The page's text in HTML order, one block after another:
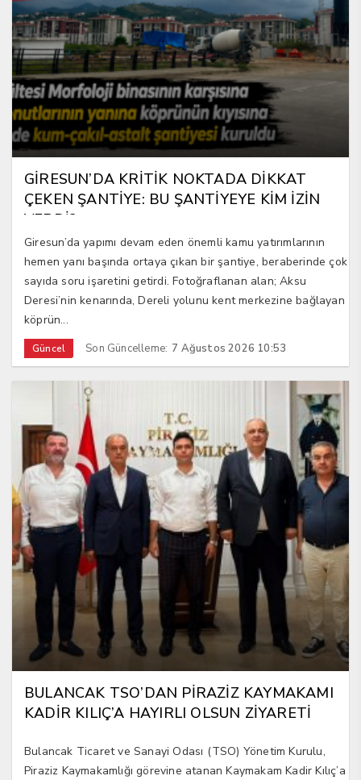
GİRESUN’DA KRİTİK NOKTADA DİKKAT
ÇEKEN ŞANTİYE: BU ŞANTİYEYE KİM İZİN
VERDİ?
Giresun’da yapımı devam eden önemli kamu yatırımlarının
hemen yanı başında ortaya çıkan bir şantiye, beraberinde çok
sayıda soru işaretini getirdi. Fotoğraflanan alan; Aksu
Deresi’nin kenarında, Dereli yolunu kent merkezine bağlayan
köprün...
Güncel Son Güncelleme: 7 Ağustos 2026 10:53
BULANCAK TSO’DAN PİRAZİZ KAYMAKAMI
KADİR KILIÇ’A HAYIRLI OLSUN ZİYARETİ
Bulancak Ticaret ve Sanayi Odası (TSO) Yönetim Kurulu,
Piraziz Kaymakamlığı görevine atanan Kaymakam Kadir Kılıç’a